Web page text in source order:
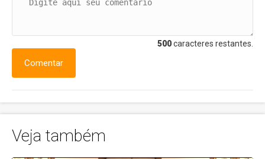
500caracteres restantes.
Comentar
Veja também